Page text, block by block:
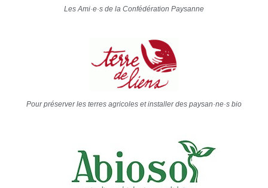
Les Ami·e·s de la Confédération Paysanne
Pour préserver les terres agricoles et installer des paysan·ne·s bio